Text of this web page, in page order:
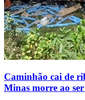
Caminhão cai de
Minas morre ao